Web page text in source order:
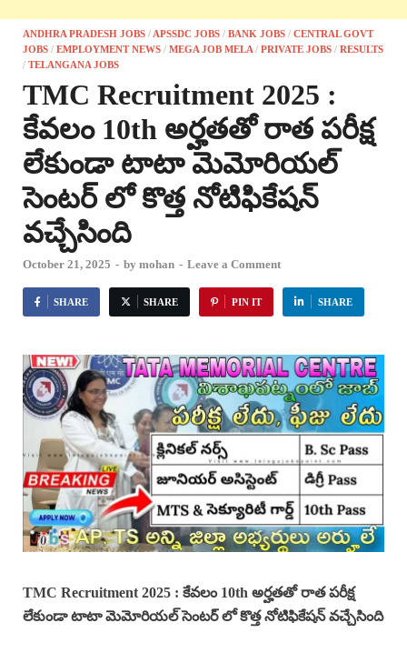
ANDHRA PRADESH JOBS / APSSDC JOBS / BANK JOBS / CENTRAL GOVT
JOBS / EMPLOYMENT NEWS / MEGA JOB MELA / PRIVATE JOBS / RESULTS
/ TELANGANA JOBS
TMC Recruitment 2025 :
కేవలం 10th అర్హతతో రాత పరీక్ష
లేకుండా టాటా మెమోరియల్
సెంటర్ లో కొత్త నోటిఫికేషన్
వచ్చేసింది
October 21, 2025 - by mohan - Leave a Comment
SHARE SHARE PIN IT SHARE
TMC Recruitment 2025 : కేవలం 10th అర్హతతో రాత పరీక్ష
లేకుండా టాటా మెమోరియల్ సెంటర్ లో కొత్త నోటిఫికేషన్ వచ్చేసింది